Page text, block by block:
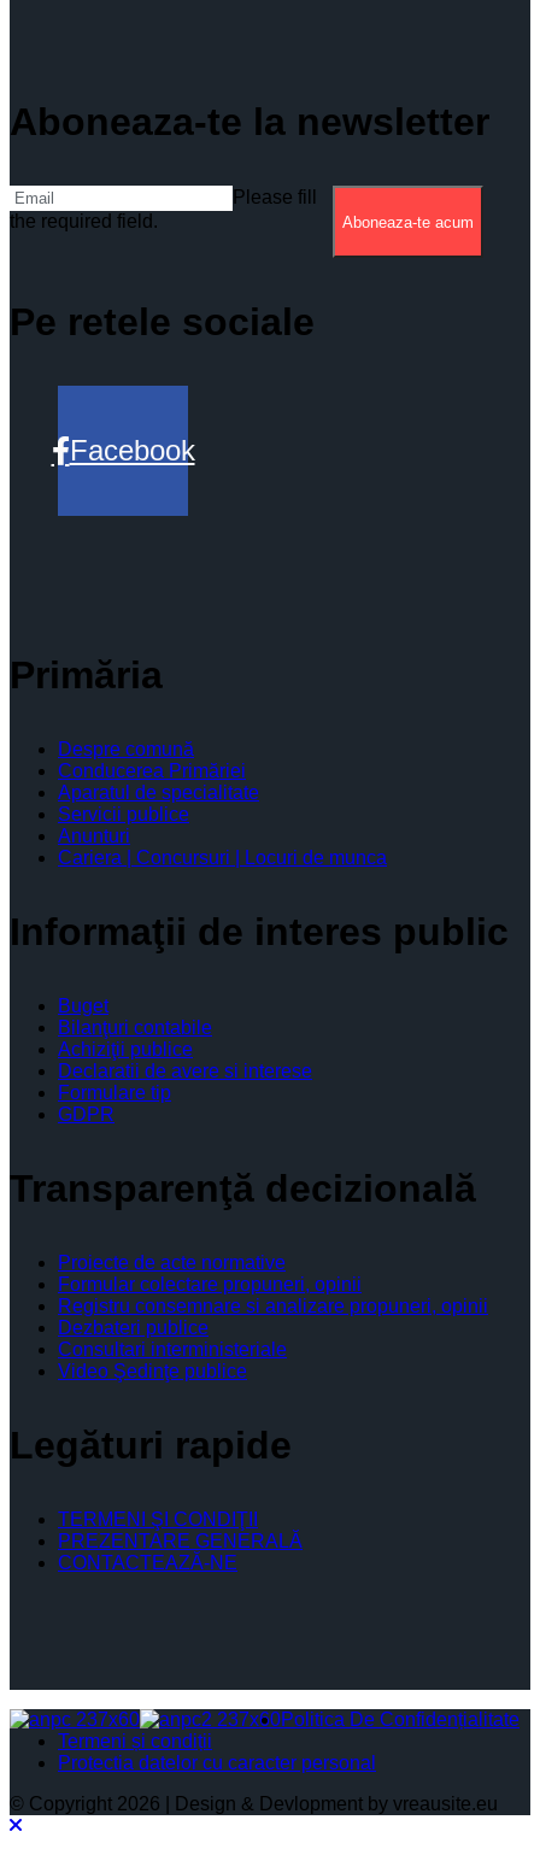
Aboneaza-te la newsletter
Please fill
the required field.
Aboneaza-te acum
Pe retele sociale
Facebook
Primăria
Despre comună
Conducerea Primăriei
Aparatul de specialitate
Servicii publice
Anunturi
Cariera | Concursuri | Locuri de munca
Informaţii de interes public
Buget
Bilanţuri contabile
Achiziţii publice
Declaratii de avere si interese
Formulare tip
GDPR
Transparenţă decizională
Proiecte de acte normative
Formular colectare propuneri, opinii
Registru consemnare si analizare propuneri, opinii
Dezbateri publice
Consultari interministeriale
Video Şedinţe publice
Legături rapide
TERMENI ŞI CONDIŢII
PREZENTARE GENERALĂ
CONTACTEAZĂ-NE
Politica De Confidențialitate
Termeni și condiții
Protectia datelor cu caracter personal
© Copyright 2026 | Design & Devlopment by vreausite.eu